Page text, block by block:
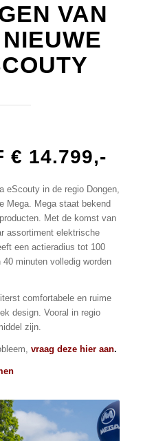
VAN
€ 14.799,-
eScouty in de regio Dongen,
Mega. Mega staat bekend
Met de komst van
assortiment elektrische
een actieradius tot 100
minuten volledig worden
comfortabele en ruime
design. Vooral in regio
zijn.
vraag deze hier aan.